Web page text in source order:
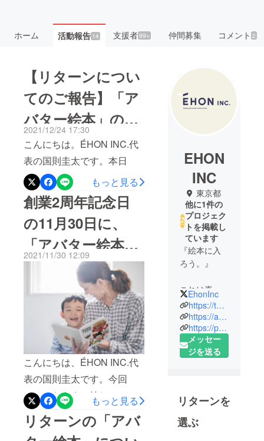
ホーム 活動報告14 支援者99+ 仲間募集 コメント2
【リターンについ
てのご報告】「ア
バター絵本」の新
たな寄贈先はNPO
法人リトルワンズ
に決まりました
2021/12/24 17:30
こんにちは。ÉHON INC.代
表の国則圭太です。本日
は、クラウドファンディン
グでご支援いただいた「あ
なたに代わってアバター絵
本を全国の子どもたちへプ
レゼント」、「10口集まれ
ば贈れる みんなで協力し
て子どもたちへ絵本をプレ
ゼント」のふたつのリター
ンについて、ご報告をいた
します。これらのリターン
では261名のお子さまへの絵
本の寄贈が決まっており、
今回、新たな寄贈先として
NPO法人リトルワンズの協
力を得られることとなりま
した。リトルワンズは、母
もっと見る
創業2周年記念日
の11月30日に、
「アバター絵本」
をリリースしまし
2021/11/30 12:09
こんにちは、ÉHON INC.代
表の国則圭太です。今回
は、みなさまへ嬉しいご報
告があります。ÉHON INC.
は、創業2周年記念を迎える
もっと見る
リターンの「アバ
EHON
INC
東京都
他に1件の
プロジェク
トを掲載し
ています
『絵本に入
ろう。』
これは喜ぶ
かな？と悩
んでみた
りー
きっとこれ
は気にいる
読んで読ん
で！とせが
まれて何度
EhonInc
https://twitter.com/EhonInc
https://attadesign.co.jp/
https://powapuku.com/
メッセー
ジを送る
リターンを
選ぶ